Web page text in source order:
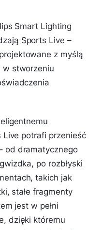
Smart Lighting
Sports Live –
z myślą
w stworzeniu
potrafi przenieść
od dramatycznego
po rozbłyski
takich jak
stałe fragmenty
jest w pełni
dzięki któremu